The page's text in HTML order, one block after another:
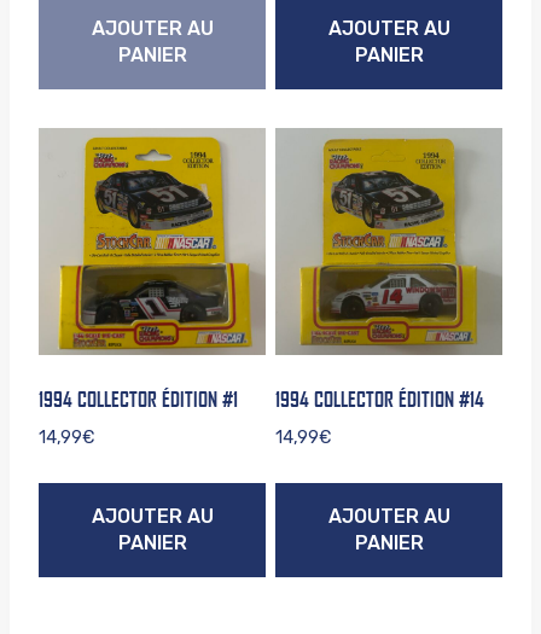
AJOUTER AU
PANIER
AJOUTER AU
PANIER
1994 COLLECTOR ÉDITION #1
14,99€
AJOUTER AU
PANIER
1994 COLLECTOR ÉDITION #14
14,99€
AJOUTER AU
PANIER